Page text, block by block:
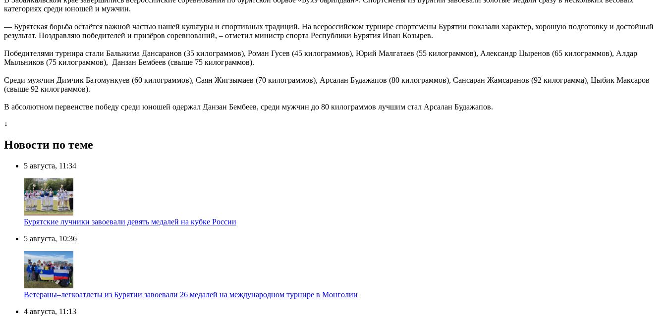
категориях среди юношей и мужчин.
— Бурятская борьба остаётся важной частью нашей культуры и спортивных традиций. На всероссийском турнире спортсмены Бурятии показали характер, хорошую подготовку и достойный
результат. Поздравляю победителей и призёров соревнований, – отметил министр спорта Республики Бурятия Иван Козырев.
Победителями турнира стали Бальжима Дансаранов (35 килограммов), Роман Гусев (45 килограммов), Юрий Малгатаев (55 килограммов), Александр Цыренов (65 килограммов), Алдар
Мыльников (75 килограммов), Данзан Бембеев (свыше 75 килограммов).
Среди мужчин Димчик Батомункуев (60 килограммов), Саян Жигзымаев (70 килограммов), Арсалан Будажапов (80 килограммов), Сансаран Жамсаранов (92 килограмма), Цыбик Максаров
(свыше 92 килограммов).
В абсолютном первенстве победу среди юношей одержал Данзан Бембеев, среди мужчин до 80 килограммов лучшим стал Арсалан Будажапов.
↓
Новости по теме
5 августа, 11:34
Бурятские лучники завоевали девять медалей на кубке России
5 августа, 10:36
Ветераны–легкоатлеты из Бурятии завоевали 26 медалей на международном турнире в Монголии
4 августа, 11:13